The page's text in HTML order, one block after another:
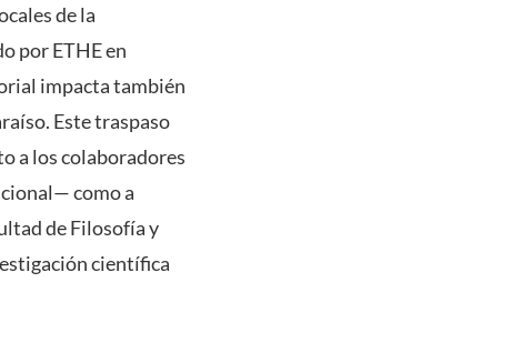
de la
por ETHE en
impacta también
Este traspaso
a los colaboradores
como a
de Filosofía y
científica